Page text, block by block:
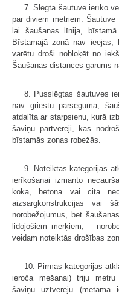
7. Slēgtā šautuvē ierīko
par diviem metriem.
lai šaušanas līnija,
Bīstamajā zonā nav
varētu droši nobloķēt no
Šaušanas distances garums
8. Pusslēgtas šautuves
nav griestu pārseguma,
atdalīta ar starpsienu, kurā
šāviņu pārtvērēji, kas
bīstamās zonas robežās.
9. Noteiktas kategorijas
ierīkošanai izmanto
koka, betona vai cita
aizsargkonstrukcijas vai
norobežojumus, bet
lidojošiem mērķiem, –
veidam noteiktās drošības
10. Pirmās kategorijas
ieroča mešanai) triju
šāviņu uztvērēju (metamā